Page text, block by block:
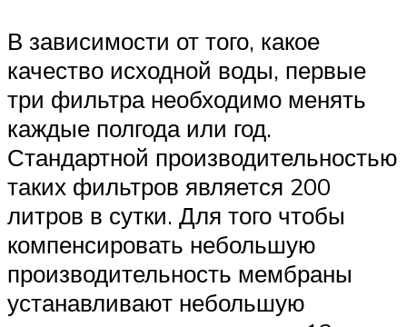
В зависимости от того, какое
качество исходной воды, первые
три фильтра необходимо менять
каждые полгода или год.
Стандартной производительностью
таких фильтров является 200
литров в сутки. Для того чтобы
компенсировать небольшую
производительность мембраны
устанавливают небольшую